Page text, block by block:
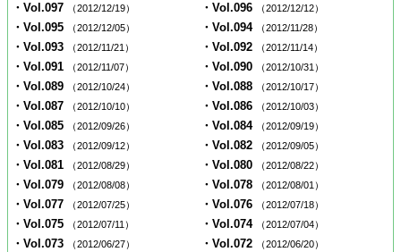
・Vol.097 （2012/12/19） ・Vol.096 （2012/12/12）
・Vol.095 （2012/12/05） ・Vol.094 （2012/11/28）
・Vol.093 （2012/11/21） ・Vol.092 （2012/11/14）
・Vol.091 （2012/11/07） ・Vol.090 （2012/10/31）
・Vol.089 （2012/10/24） ・Vol.088 （2012/10/17）
・Vol.087 （2012/10/10） ・Vol.086 （2012/10/03）
・Vol.085 （2012/09/26） ・Vol.084 （2012/09/19）
・Vol.083 （2012/09/12） ・Vol.082 （2012/09/05）
・Vol.081 （2012/08/29） ・Vol.080 （2012/08/22）
・Vol.079 （2012/08/08） ・Vol.078 （2012/08/01）
・Vol.077 （2012/07/25） ・Vol.076 （2012/07/18）
・Vol.075 （2012/07/11） ・Vol.074 （2012/07/04）
・Vol.073 （2012/06/27） ・Vol.072 （2012/06/20）